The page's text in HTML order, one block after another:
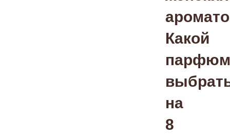
Какой
парфюм
на
8